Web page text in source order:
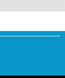
існує –
це найкраще